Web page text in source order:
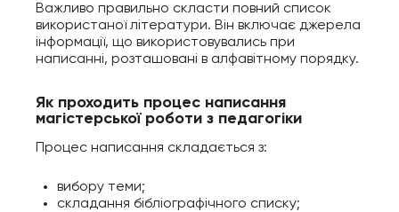
Важливо правильно скласти повний список
використаної літератури. Він включає джерела
інформації, що використовувались при
написанні, розташовані в алфавітному порядку.
Як проходить процес написання
магістерської роботи з педагогіки
Процес написання складається з:
вибору теми;
складання бібліографічного списку;